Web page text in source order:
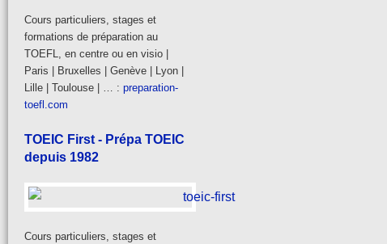
Cours particuliers, stages et
formations de préparation au
TOEFL, en centre ou en visio |
Paris | Bruxelles | Genève | Lyon |
Lille | Toulouse | … : preparation-
toefl.com
TOEIC First - Prépa TOEIC
depuis 1982
Cours particuliers, stages et